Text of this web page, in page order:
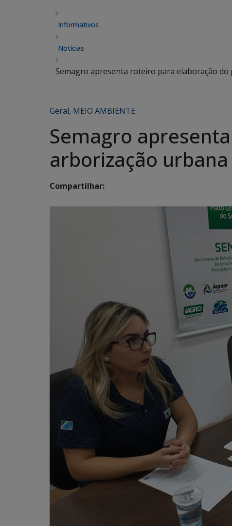
Informativos
Notícias
Semagro apresenta roteiro para elaboração
Geral, MEIO AMBIENTE
Semagro
arborização
Compartilhar: